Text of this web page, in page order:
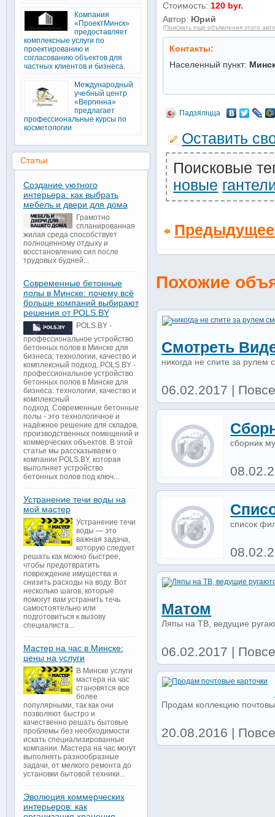
Стоимость: 120 byr.
Автор: Юрий
(Поискать ещё объявления этого
Контакты:
Населенный пункт:
Падзяліцца
Оставить
Поисковые
новые
Похожие
Смотреть
никогда не спите за рулем
06.02.2017 |
сборник
список
Матом
Ляпы на ТВ, ведущие
06.02.2017 |
Продам коллекцию
20.08.2016 |
Компания
«ПроектМинск»
предоставляет
комплексные услуги по
проектированию и
согласованию объектов для
частных клиентов и бизнеса.
Международный
учебный центр
«Вергинна»
предлагает
профессиональные курсы по
косметологии
Статьи
Создание уютного
интерьера: как выбрать
мебель и двери для дома
Грамотно
спланированная
жилая среда способствует
полноценному отдыху и
восстановлению сил после
трудовых будней...
Современные бетонные
полы в Минске: почему всё
больше компаний выбирают
решения от POLS.BY
POLS.BY -
профессиональное устройство
бетонных полов в Минске для
бизнеса: технологии, качество и
комплексный подход..POLS.BY -
профессиональное устройство
бетонных полов в Минске для
бизнеса: технологии, качество и
комплексный
подход..Современные бетонные
полы - это технологичное и
надёжное решение для складов,
производственных помещений и
коммерческих объектов. В этой
статье мы рассказываем о
компании POLS.BY, которая
выполняет устройство
бетонных полов под ключ...
Устранение течи воды на
мой мастер
Устранение течи
воды — это
важная задача,
которую следует
решать как можно быстрее,
чтобы предотвратить
повреждение имущества и
снизить расходы на воду. Вот
несколько шагов, которые
помогут вам устранить течь
самостоятельно или
подготовиться к вызову
специалиста...
Мастер на час в Минске:
цены на услуги
В Минске услуги
мастера на час
становятся все
более
популярными, так как они
позволяют быстро и
качественно решать бытовые
проблемы без необходимости
искать специализированные
компании. Мастера на час могут
выполнять разнообразные
задачи, от мелкого ремонта до
установки бытовой техники...
Эволюция коммерческих
интерьеров: как